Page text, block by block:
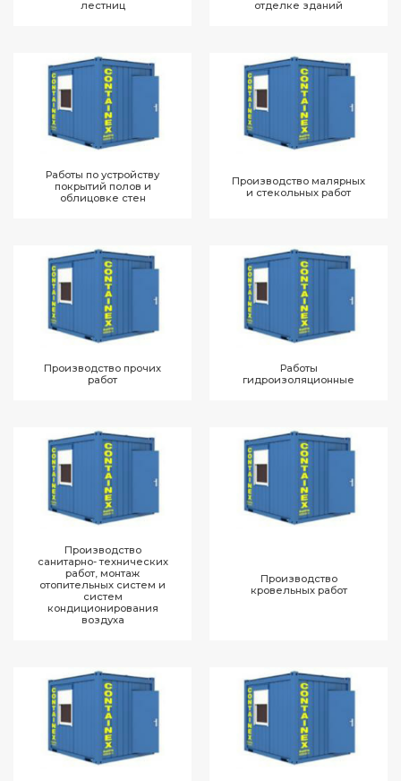
лестниц
отделке зданий
Работы по устройству
покрытий полов и
облицовке стен
Производство малярных
и стекольных работ
Производство прочих
работ
Работы
гидроизоляционные
Производство
санитарно- технических
работ, монтаж
отопительных систем и
систем
кондиционирования
воздуха
Производство
кровельных работ